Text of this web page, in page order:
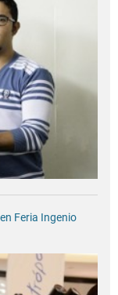
Feria Ingenio